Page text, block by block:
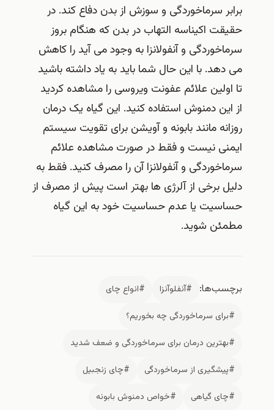
برابر سرماخوردگی و سوزش از بدن دفاع کند. در
حقیقت اکیناسه التهاب در بدن که هنگام بروز
سرماخوردگی و آنفولانزا به وجود می آید را کاهش
می دهد. با این حال شما باید به یاد داشته باشید
تا اولین علائم عفونت ویروسی را مشاهده کردید
از این دمنوش استفاده کنید. این گیاه یک درمان
روزانه مانند بابونه و آویشن برای تقویت سیستم
ایمنی نیست و فقط در صورت مشاهده علائم
سرماخوردگی و آنفولانزا آن را مصرف کنید. فقط به
دلیل برخی از آلرژی ها بهتر است پیش از مصرف از
حساسیت یا عدم حساسیت خود به این گیاه
مطمئن شوید.
برچسب‌ها: #آنفلوآنزا
#انواع چای
#برای سرماخوردگی چه بخوریم؟
#بهترین درمان برای سرماخوردگی و ضعف شدید
#پیشگیری از سرماخوردگی
#چای زنجبیل
#چای گیاهی
#خواص دمنوش بابونه